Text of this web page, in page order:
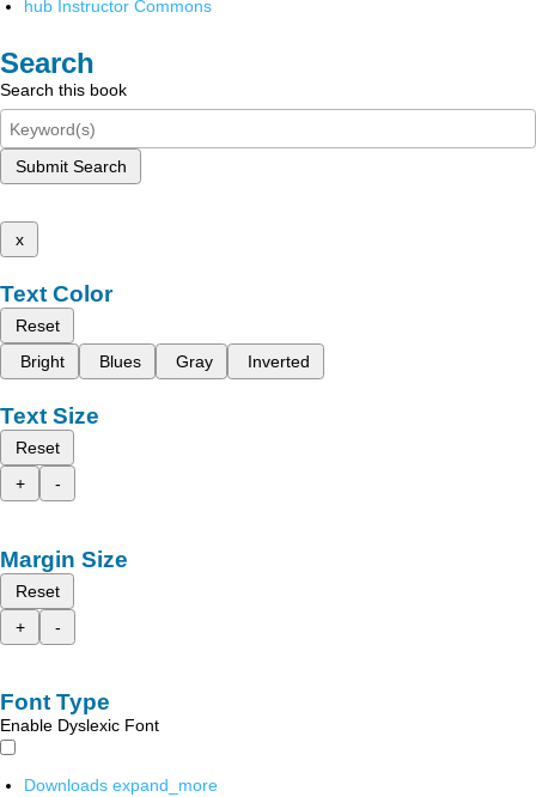
hub Instructor Commons
Search
Search this book
Submit Search
x
Text Color
Reset
Bright
Blues Gray Inverted
Text Size
Reset
+
-
Margin Size
Reset
+
-
Font Type
Enable Dyslexic Font
Downloads expand_more